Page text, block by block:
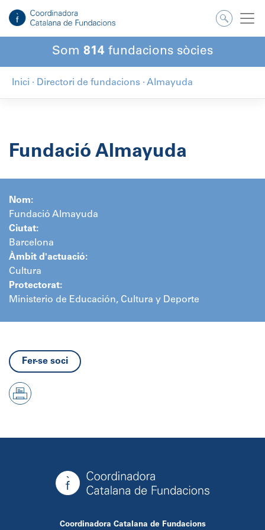
contingut
Som 814 fundacions sòcies
Inici · Directori de fundacions · Almayuda
Fundació Almayuda
Nom:
Fundació Almayuda
Ciutat:
Barcelona
Àmbit d'actuació:
Cultura
Protectorat:
Ministerio de Educación, Cultura y Deporte
Fer-se soci
Coordinadora Catalana de Fundacions